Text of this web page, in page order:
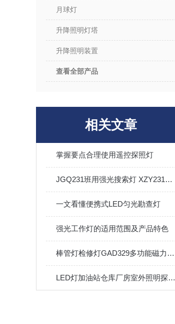
月球灯
升降照明灯塔
升降照明装置
查看全部产品
相关文章
掌握要点合理使用遥控探照灯
JGQ231班用强光搜索灯 XZY2310手摇磁吸附探照灯军之光搜索巡检灯
一文看懂便携式LED匀光勘查灯
强光工作灯的适用范围及产品特色
棒管灯检修灯GAD329多功能磁力工作灯
LED灯加油站仓库厂房室外照明探照灯户外投光灯泛光射